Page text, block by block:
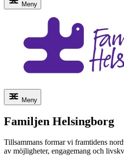
Meny
Meny
Familjen Helsingborg
Tillsammans formar vi framtidens
av möjligheter, engagemang och